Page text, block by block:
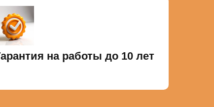
на работы до 10 лет